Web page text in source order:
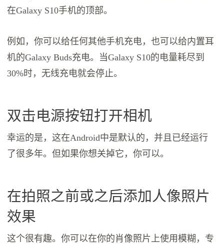
在Galaxy S10手机的顶部。
例如，你可以给任何其他手机充电，也可以给内置耳
机的Galaxy Buds充电。当Galaxy S10的电量耗尽到
30%时，无线充电就会停止。
双击电源按钮打开相机
幸运的是，这在Android中是默认的，并且已经运行
了很多年。但如果你想关掉它，你可以。
在拍照之前或之后添加人像照片
效果
这个很有趣。你可以在你的肖像照片上使用模糊，专